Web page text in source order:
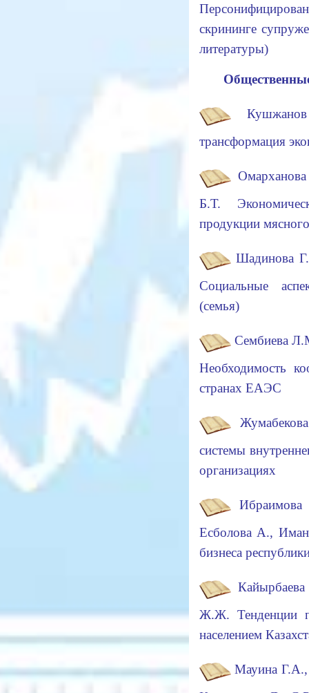
скрининге
литературы)
трансформация
Б.Т.
продукции
Шадинова
Социальные
(семья)
Сембиева
Необходимость
странах ЕАЭС
системы
организациях
Есболова А.,
бизнеса
Ж.Ж. Тенденции
населением
Мауина